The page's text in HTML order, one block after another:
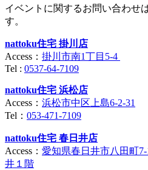
イベントに関するお問い合わせ
す。
nattoku住宅 掛川店
Access： 掛川市南1丁目5-4
Tel : 0537-64-7109
nattoku住宅 浜松店
Access： 浜松市中区上島6-2-31
Tel： 053-471-7109
nattoku住宅 春日井店
Access： 愛知県春日井市八田町
井１階